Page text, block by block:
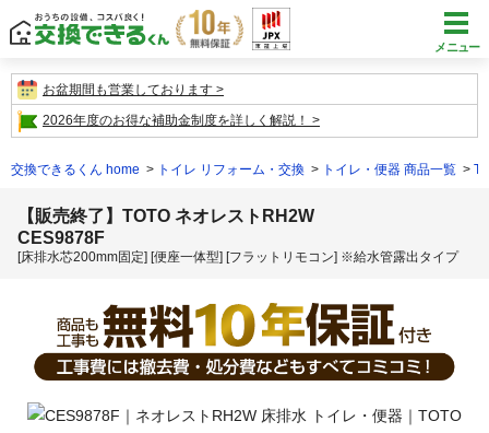
メニュー
お盆期間も営業しております
2026年度のお得な補助金制度を詳しく解説！
交換できるくん home トイレ リフォーム・交換 トイレ・便器 商品一覧
【販売終了】TOTO ネオレストRH2W
CES9878F
[床排水芯200mm固定] [便座一体型] [フラットリモコン] ※給水管露出タイプ